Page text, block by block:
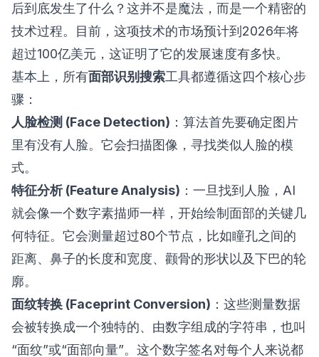
后到底发生了什么？这并不是魔法，而是一个精密的
技术过程。目前，这项技术的市场预计到2026年将
超过100亿美元，这证明了它的发展速度有多快。
基本上，所有面部识别搜索工具都遵循这四个核心步
骤：
人脸检测 (Face Detection) ：算法首先要确定图片
里有没有人脸。它会扫描图像，寻找类似人脸的模
式。
特征分析 (Feature Analysis) ：一旦找到人脸，AI
就会像一个数字素描师一样，开始绘制面部的关键几
何特征。它会测量超过80个节点，比如瞳孔之间的
距离、鼻子的长度和宽度、颧骨的形状以及下巴的轮
廓。
面纹转换 (Faceprint Conversion) ：这些测量数据
会被转换成一个独特的、由数字组成的字符串，也叫
“面纹”或“面部向量”。这个数字签名对每个人来说都